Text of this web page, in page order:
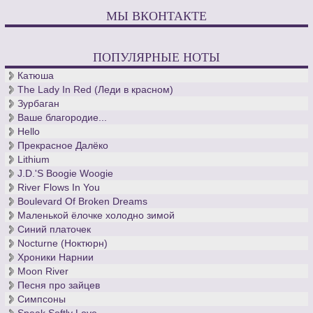
МЫ ВКОНТАКТЕ
ПОПУЛЯРНЫЕ НОТЫ
Катюша
The Lady In Red (Леди в красном)
Зурбаган
Ваше благородие...
Hello
Прекрасное Далёко
Lithium
J.D.'S Boogie Woogie
River Flows In You
Boulevard Of Broken Dreams
Маленькой ёлочке холодно зимой
Синий платочек
Nocturne (Ноктюрн)
Хроники Нарнии
Moon River
Песня про зайцев
Симпсоны